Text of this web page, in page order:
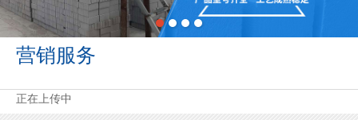
营销服务
正在上传中